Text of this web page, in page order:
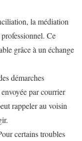
la médiation
Ce
grâce à un échange
démarches
par courrier
rappeler au voisin
certains troubles